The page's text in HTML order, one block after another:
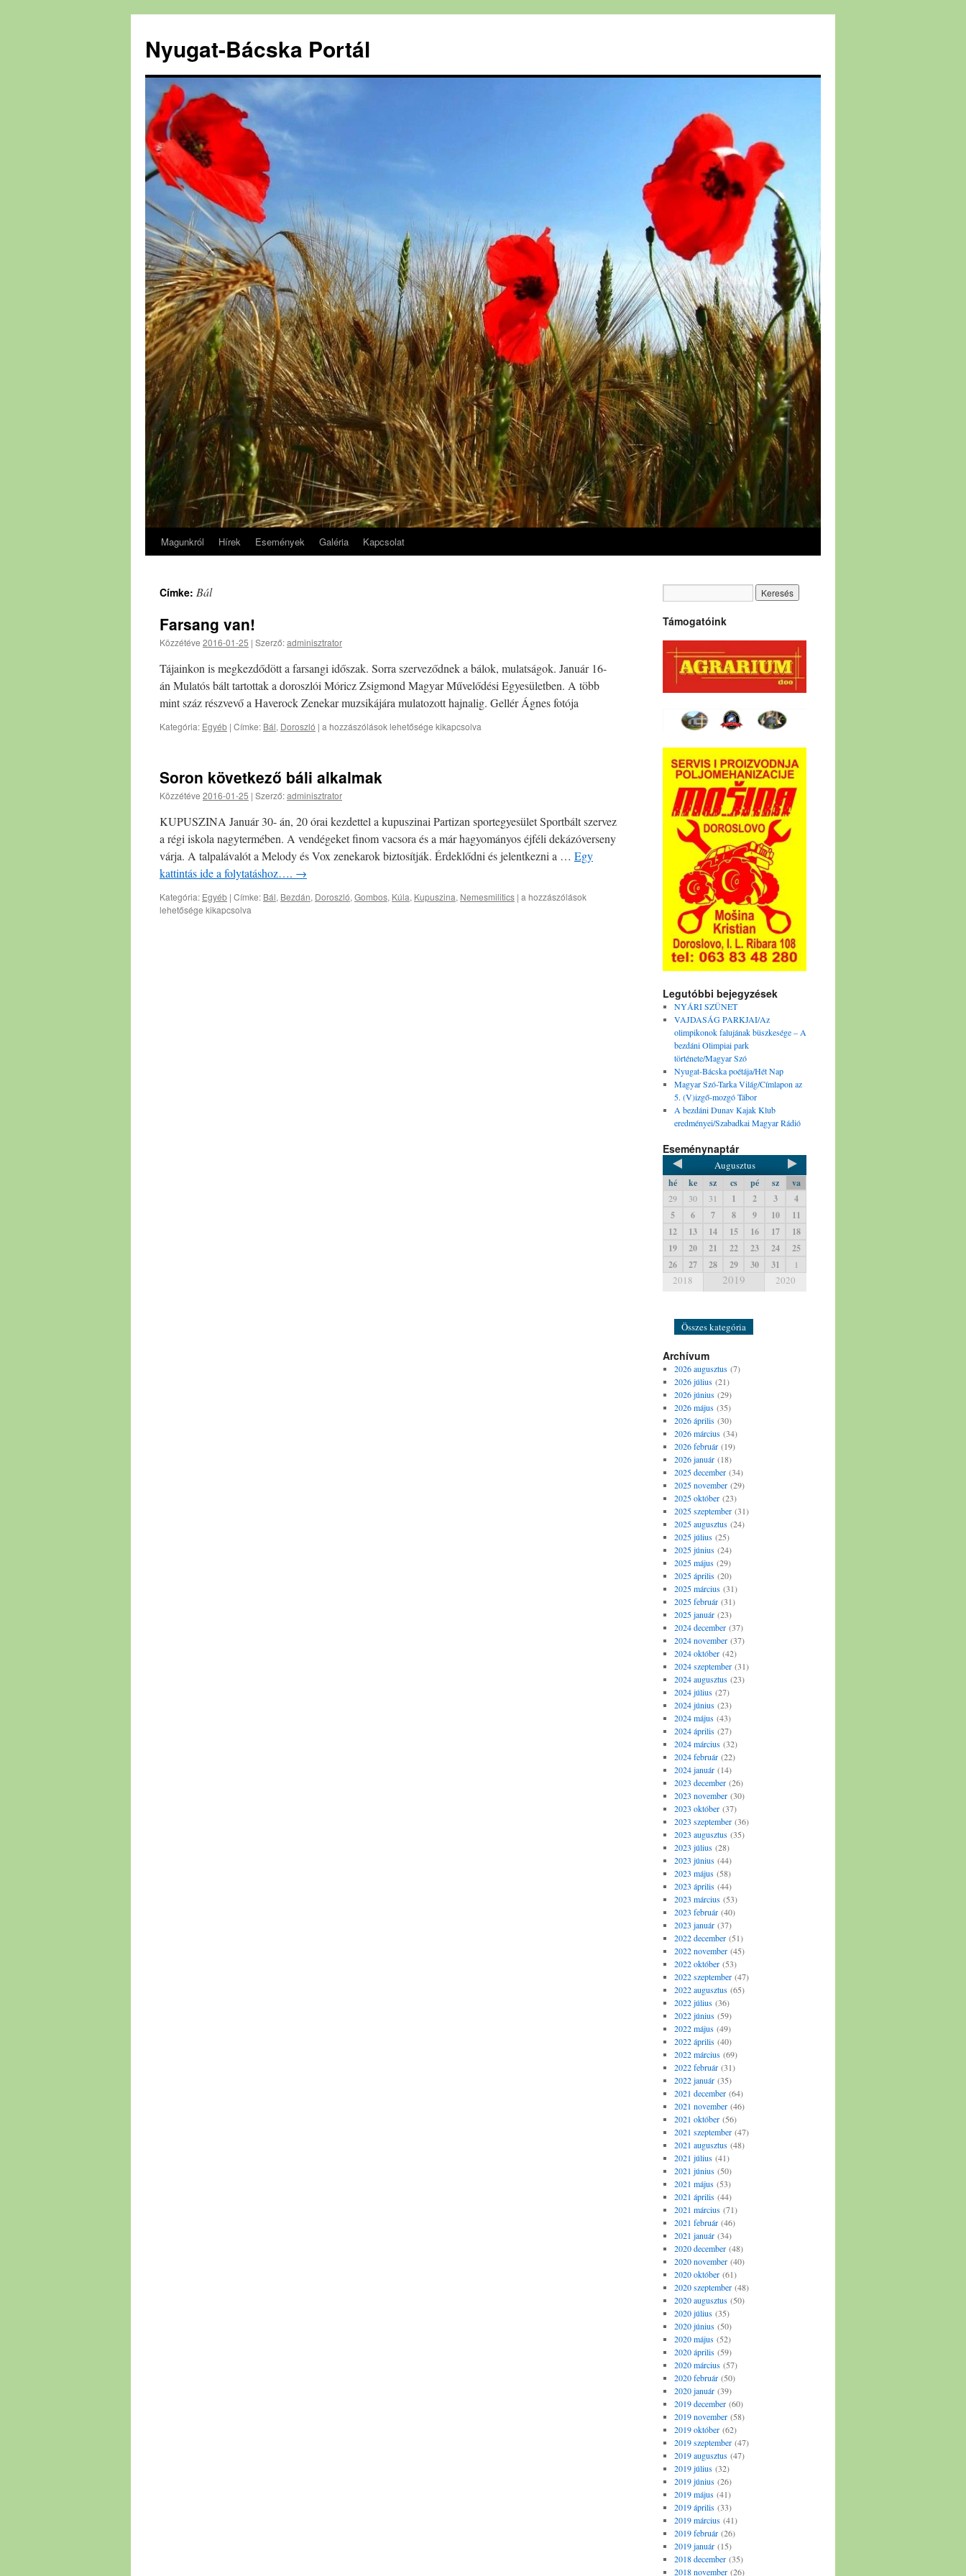
Nyugat-Bácska Portál
Magunkról Hírek Események Galéria Kapcsolat
Címke: Bál
Farsang van!
Közzétéve 2016-01-25 | Szerző:adminisztrator
Tájainkon is megkezdődött a farsangi időszak. Sorra szerveződnek a bálok, mulatságok. Január 16-
án Mulatós bált tartottak a doroszlói Móricz Zsigmond Magyar Művelődési Egyesületben. A több
mint száz részvevő a Haverock Zenekar muzsikájára mulatozott hajnalig. Gellér Ágnes fotója
Kategória: Egyéb | Címke: Bál, Doroszló | a hozzászólások lehetősége kikapcsolva
Soron következő báli alkalmak
Közzétéve 2016-01-25 | Szerző:adminisztrator
KUPUSZINA Január 30- án, 20 órai kezdettel a kupuszinai Partizan sportegyesület Sportbált szervez
a régi iskola nagytermében. A vendégeket finom vacsora és a már hagyományos éjféli dekázóverseny
várja. A talpalávalót a Melody és Vox zenekarok biztosítják. Érdeklődni és jelentkezni a … Egy
kattintás ide a folytatáshoz…. →
Kategória: Egyéb | Címke: Bál, Bezdán, Doroszló, Gombos, Kúla, Kupuszina, Nemesmilitics | a hozzászólások
lehetősége kikapcsolva
Támogatóink
Legutóbbi bejegyzések
NYÁRI SZÜNET
VAJDASÁG PARKJAI/Az
olimpikonok falujának büszkesége – A
bezdáni Olimpiai park
története/Magyar Szó
Nyugat-Bácska poétája/Hét Nap
Magyar Szó-Tarka Világ/Címlapon az
5. (V)izgő-mozgó Tábor
A bezdáni Dunav Kajak Klub
eredményei/Szabadkai Magyar Rádió
Eseménynaptár
Augusztus
hé ke sz cs pé sz va
29 30 31 1 2 3
4
5
6 7 8 9 10
11
12
13 14 15 16 17
18
19
20 21 22 23 24
25
26
27 28 29 30 31 1
2018 2019 2020
Összes kategória
Archívum
2026 augusztus(7)
2026 július(21)
2026 június(29)
2026 május(35)
2026 április(30)
2026 március(34)
2026 február(19)
2026 január(18)
2025 december(34)
2025 november(29)
2025 október(23)
2025 szeptember(31)
2025 augusztus(24)
2025 július(25)
2025 június(24)
2025 május(29)
2025 április(20)
2025 március(31)
2025 február(31)
2025 január(23)
2024 december(37)
2024 november(37)
2024 október(42)
2024 szeptember(31)
2024 augusztus(23)
2024 július(27)
2024 június(23)
2024 május(43)
2024 április(27)
2024 március(32)
2024 február(22)
2024 január(14)
2023 december(26)
2023 november(30)
2023 október(37)
2023 szeptember(36)
2023 augusztus(35)
2023 július(28)
2023 június(44)
2023 május(58)
2023 április(44)
2023 március(53)
2023 február(40)
2023 január(37)
2022 december(51)
2022 november(45)
2022 október(53)
2022 szeptember(47)
2022 augusztus(65)
2022 július(36)
2022 június(59)
2022 május(49)
2022 április(40)
2022 március(69)
2022 február(31)
2022 január(35)
2021 december(64)
2021 november(46)
2021 október(56)
2021 szeptember(47)
2021 augusztus(48)
2021 július(41)
2021 június(50)
2021 május(53)
2021 április(44)
2021 március(71)
2021 február(46)
2021 január(34)
2020 december(48)
2020 november(40)
2020 október(61)
2020 szeptember(48)
2020 augusztus(50)
2020 július(35)
2020 június(50)
2020 május(52)
2020 április(59)
2020 március(57)
2020 február(50)
2020 január(39)
2019 december(60)
2019 november(58)
2019 október(62)
2019 szeptember(47)
2019 augusztus(47)
2019 július(32)
2019 június(26)
2019 május(41)
2019 április(33)
2019 március(41)
2019 február(26)
2019 január(15)
2018 december(35)
2018 november(26)